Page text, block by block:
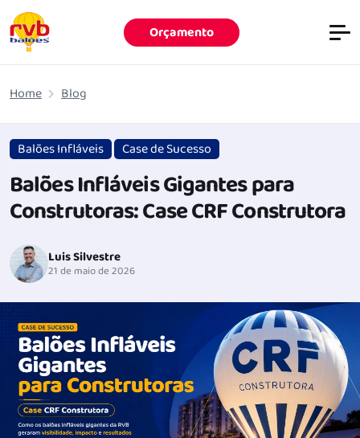
Orçamento
Home Blog
Balões Infláveis Case de Sucesso
Balões Infláveis Gigantes para
Construtoras: Case CRF Construtora
Luis Silvestre
21 de maio de 2026